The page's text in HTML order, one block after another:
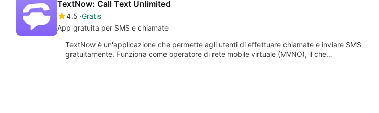
TextNow: Call Text Unlimited
4.5 Gratis
App gratuita per SMS e chiamate
TextNow è un'applicazione che permette agli utenti di effettuare chiamate e inviare SMS
gratuitamente. Funziona come operatore di rete mobile virtuale (MVNO), il che…